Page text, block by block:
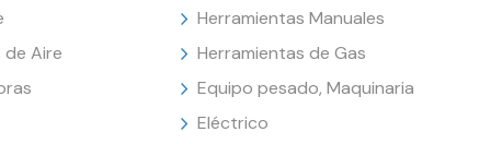
Aire
Herramientas Manuales
Herramientas de Gas
Equipo pesado, Maquinaria
Eléctrico